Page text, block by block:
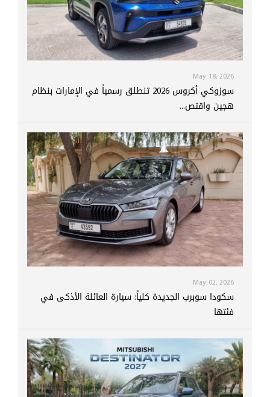
May 18, 2026
سوزوكي أكروس 2026 تنطلق رسمياً في الإمارات بنظام
هجين واقتص...
May 02, 2026
سكودا سوبرب الجديدة كلياً: سيارة العائلة الأذكى في
فئتها